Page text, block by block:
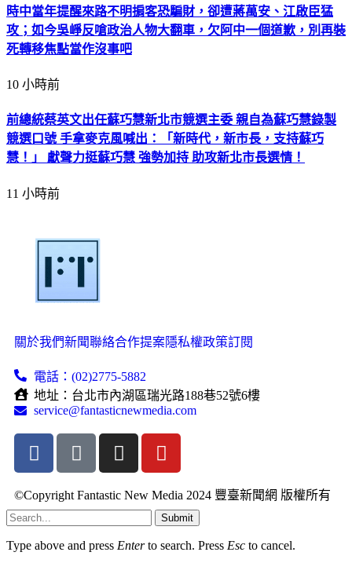
時中當年提醒來路不明掮客恐騙財，卻遭蔣萬安、江啟臣猛
攻；如今吳崢反嗆政治人物大翻車，欠阿中一個道歉，別再裝
死轉移焦點當作沒事吧
10 小時前
前總統蔡英文出任蘇巧慧新北市競選主委 親自為蘇巧慧錄製
競選口號 手拿麥克風喊出：「新時代，新市長，支持蘇巧
慧！」 獻聲力挺蘇巧慧 強勢加持 助攻新北市長選情！
11 小時前
關於我們新聞聯絡合作提案隱私權政策訂閱
電話：(02)2775-5882
地址：台北市內湖區瑞光路188巷52號6樓
service@fantasticnewmedia.com
©Copyright Fantastic New Media 2024 豐臺新聞網 版權所有
Submit
Type above and press Enterto search. Press Esc to cancel.